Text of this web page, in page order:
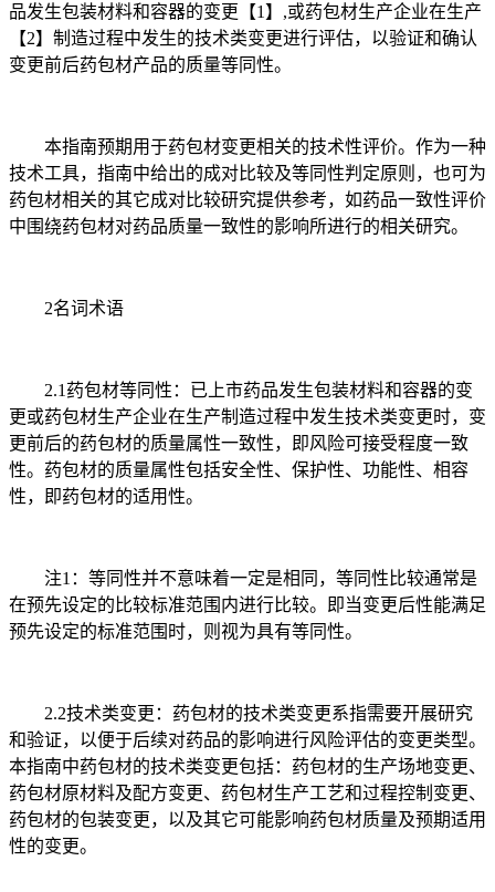
品发生包装材料和容器的变更【1】,或药包材生产企业在生产
【2】制造过程中发生的技术类变更进行评估，以验证和确认
变更前后药包材产品的质量等同性。
本指南预期用于药包材变更相关的技术性评价。作为一种
技术工具，指南中给出的成对比较及等同性判定原则，也可为
药包材相关的其它成对比较研究提供参考，如药品一致性评价
中围绕药包材对药品质量一致性的影响所进行的相关研究。
2名词术语
2.1药包材等同性：已上市药品发生包装材料和容器的变
更或药包材生产企业在生产制造过程中发生技术类变更时，变
更前后的药包材的质量属性一致性，即风险可接受程度一致
性。药包材的质量属性包括安全性、保护性、功能性、相容
性，即药包材的适用性。
注1：等同性并不意味着一定是相同，等同性比较通常是
在预先设定的比较标准范围内进行比较。即当变更后性能满足
预先设定的标准范围时，则视为具有等同性。
2.2技术类变更：药包材的技术类变更系指需要开展研究
和验证，以便于后续对药品的影响进行风险评估的变更类型。
本指南中药包材的技术类变更包括：药包材的生产场地变更、
药包材原材料及配方变更、药包材生产工艺和过程控制变更、
药包材的包装变更，以及其它可能影响药包材质量及预期适用
性的变更。